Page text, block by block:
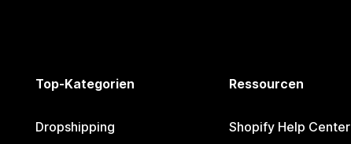
Top-Kategorien
Dropshipping
Ressourcen
Shopify Help Center